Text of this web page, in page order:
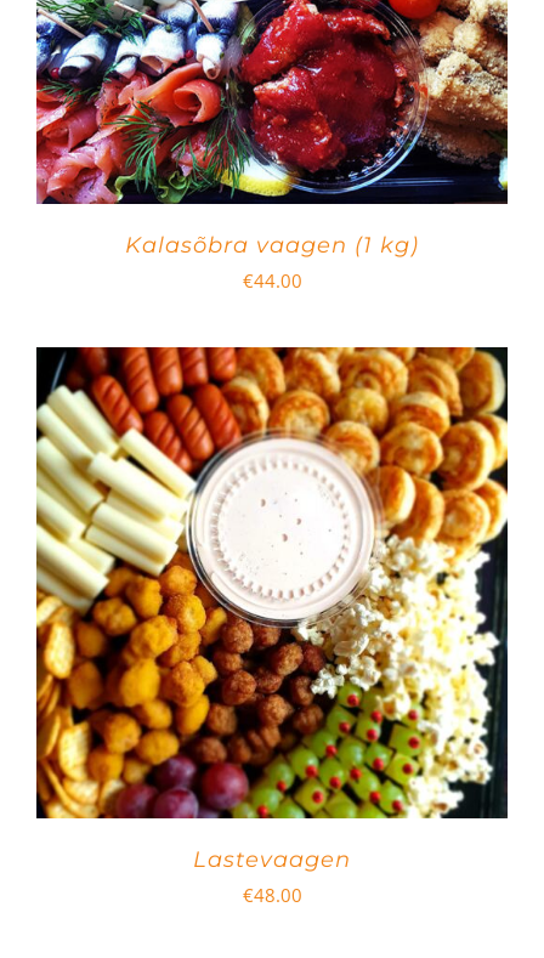
Kalasõbra vaagen (1 kg)
€44.00
Lastevaagen
€48.00